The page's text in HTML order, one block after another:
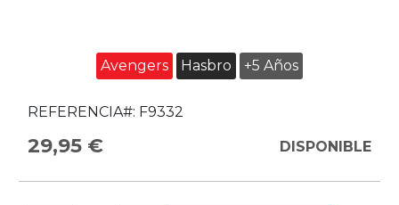
Avengers Hasbro +5 Años
REFERENCIA#: F9332
29,95 € DISPONIBLE